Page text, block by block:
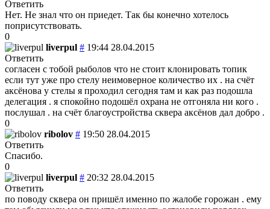
Ответить
Нет. Не знал что он приедет. Так бы конечно хотелось
поприсутствовать.
0
liverpul # 19:44 28.04.2015
Ответить
согласен с тобой рыболов что не стоит клонировать топик
если тут уже про стелу неимоверное количество их . на счёт
аксёнова у стелы я проходил сегодня там и как раз подошла
делегация . я спокойно подошёл охрана не отгоняла ни кого .
послушал . на счёт благоустройства сквера аксёнов дал добро .
0
ribolov # 19:50 28.04.2015
Ответить
Спасибо.
0
liverpul # 20:32 28.04.2015
Ответить
по поводу сквера он пришёл именно по жалобе горожан . ему